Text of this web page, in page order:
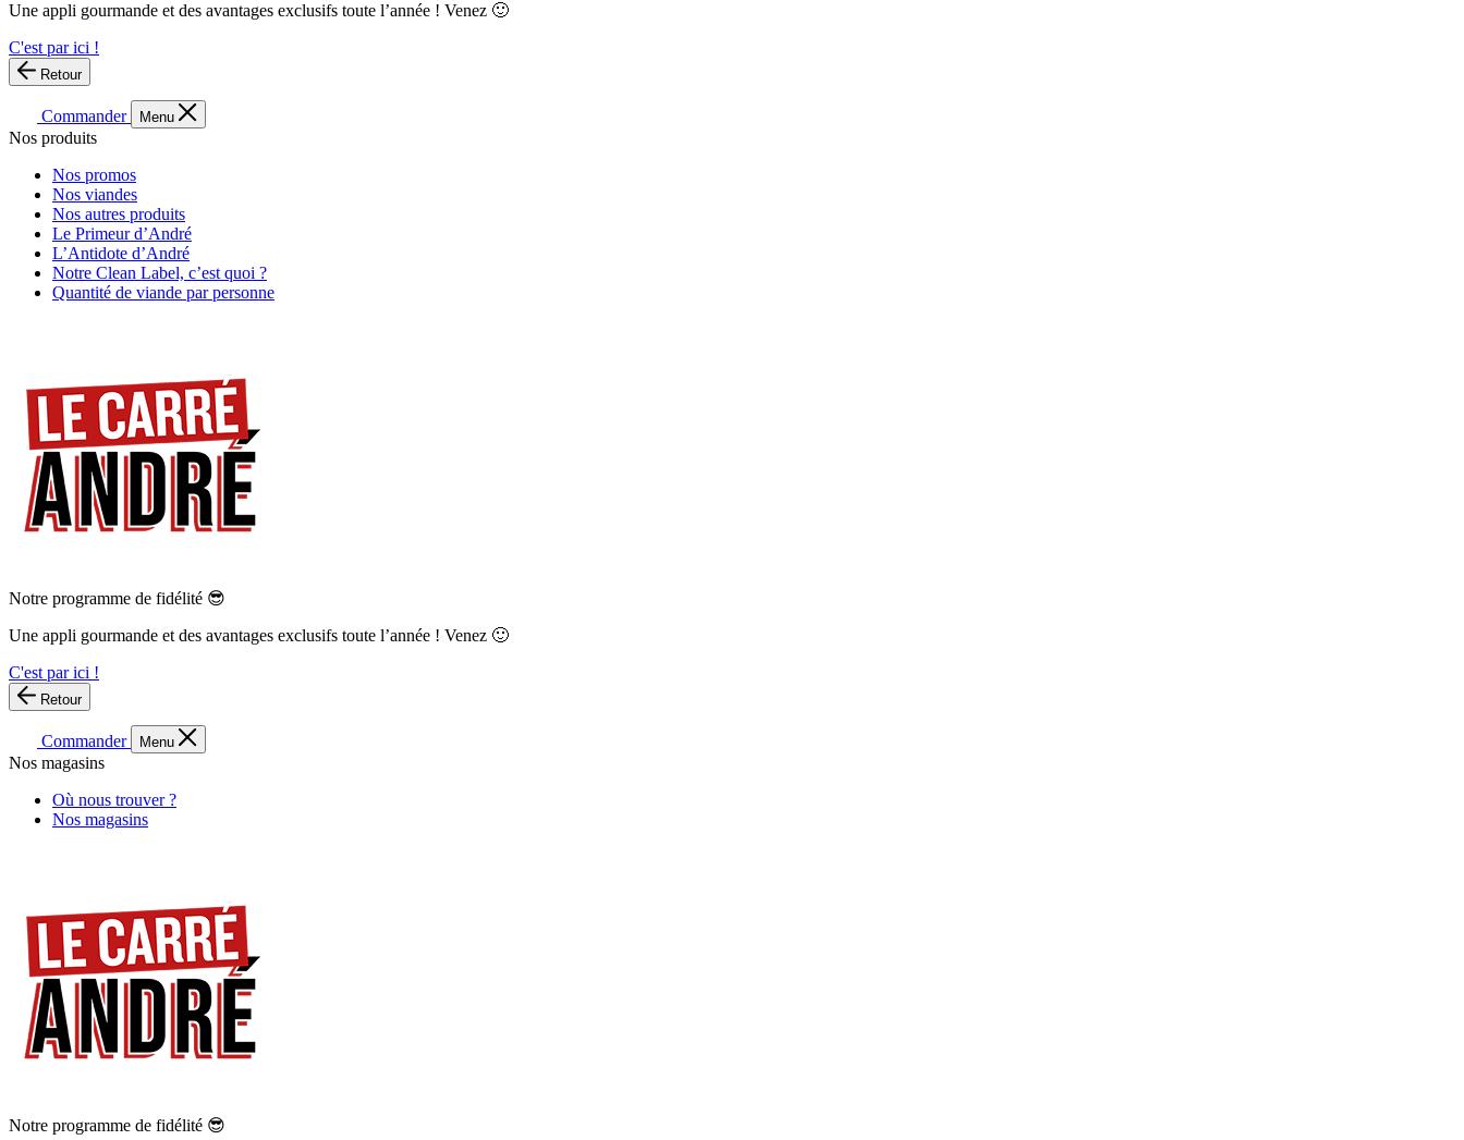
Une appli gourmande et des avantages exclusifs toute l’année ! Venez 🙂
C'est par ici !
Retour
Commander Menu
Nos produits
Nos promos
Nos viandes
Nos autres produits
Le Primeur d’André
L’Antidote d’André
Notre Clean Label, c’est quoi ?
Quantité de viande par personne
Notre programme de fidélité 😎
Une appli gourmande et des avantages exclusifs toute l’année ! Venez 🙂
C'est par ici !
Retour
Commander Menu
Nos magasins
Où nous trouver ?
Nos magasins
Notre programme de fidélité 😎